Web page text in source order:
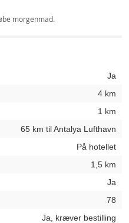
morgenmad.
Ja
4 km
1 km
65 km til Antalya Lufthavn
På hotellet
1,5 km
Ja
78
Ja, kræver bestilling